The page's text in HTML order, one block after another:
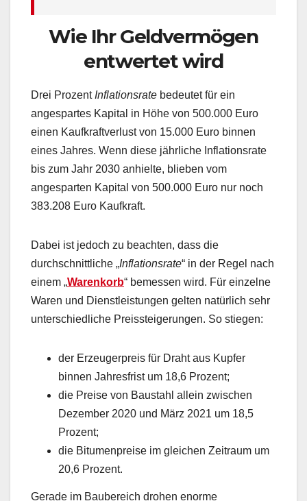
Wie Ihr Geldvermögen
entwertet wird
Drei Prozent Inflationsrate bedeutet für ein
angespartes Kapital in Höhe von 500.000 Euro
einen Kaufkraftverlust von 15.000 Euro binnen
eines Jahres. Wenn diese jährliche Inflationsrate
bis zum Jahr 2030 anhielte, blieben vom
angesparten Kapital von 500.000 Euro nur noch
383.208 Euro Kaufkraft.
Dabei ist jedoch zu beachten, dass die
durchschnittliche „Inflationsrate“ in der Regel nach
einem „Warenkorb“ bemessen wird. Für einzelne
Waren und Dienstleistungen gelten natürlich sehr
unterschiedliche Preissteigerungen. So stiegen:
der Erzeugerpreis für Draht aus Kupfer
binnen Jahresfrist um 18,6 Prozent;
die Preise von Baustahl allein zwischen
Dezember 2020 und März 2021 um 18,5
Prozent;
die Bitumenpreise im gleichen Zeitraum um
20,6 Prozent.
Gerade im Baubereich drohen enorme